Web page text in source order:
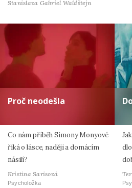
Stanislava Gabriel Waldštejn
Proč neodešla
Co nám příběh Simony Monyové
říká o lásce, naději a domácím
násilí?
Kristina Sarisová
Psycholožka